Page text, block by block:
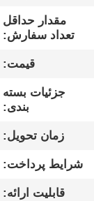
کارخانه
کنترل
مقدار حداقل
تعداد سفارش:
قیمت:
جزئیات بسته
بندی:
زمان تحویل:
شرایط پرداخت:
قابلیت ارائه: